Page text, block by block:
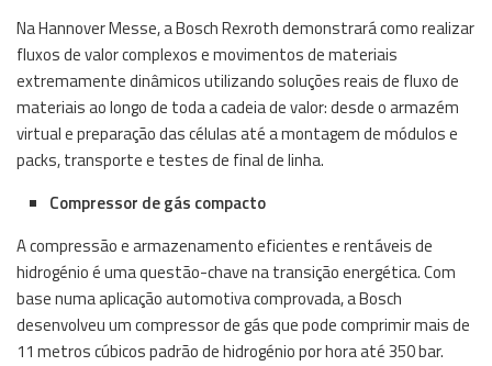
Na Hannover Messe, a Bosch Rexroth demonstrará como realizar
fluxos de valor complexos e movimentos de materiais
extremamente dinâmicos utilizando soluções reais de fluxo de
materiais ao longo de toda a cadeia de valor: desde o armazém
virtual e preparação das células até a montagem de módulos e
packs, transporte e testes de final de linha.
Compressor de gás compacto
A compressão e armazenamento eficientes e rentáveis de
hidrogénio é uma questão-chave na transição energética. Com
base numa aplicação automotiva comprovada, a Bosch
desenvolveu um compressor de gás que pode comprimir mais de
11 metros cúbicos padrão de hidrogénio por hora até 350 bar.